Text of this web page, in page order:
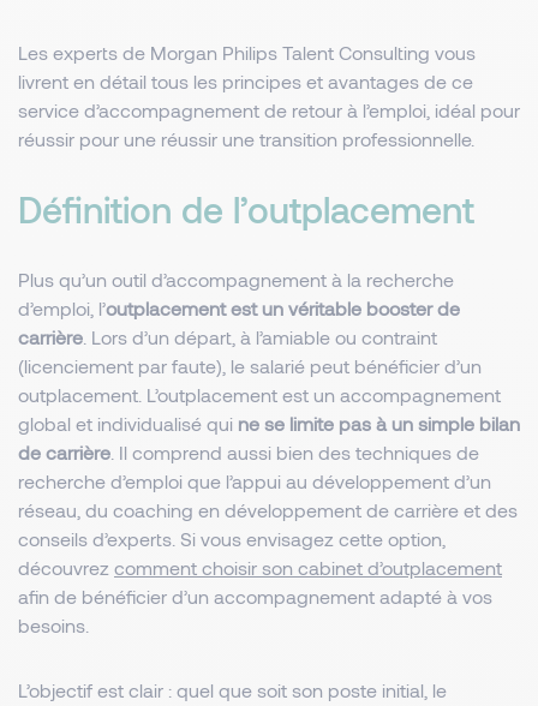
Les experts de Morgan Philips Talent Consulting vous
livrent en détail tous les principes et avantages de ce
service d’accompagnement de retour à l’emploi, idéal pour
réussir pour une réussir une transition professionnelle.
Définition de l’outplacement
Plus qu’un outil d’accompagnement à la recherche
d’emploi, l’outplacement est un véritable booster de
carrière . Lors d’un départ, à l’amiable ou contraint
(licenciement par faute), le salarié peut bénéficier d’un
outplacement. L’outplacement est un accompagnement
global et individualisé qui ne se limite pas à un simple bilan
de carrière . Il comprend aussi bien des techniques de
recherche d’emploi que l’appui au développement d’un
réseau, du coaching en développement de carrière et des
conseils d’experts. Si vous envisagez cette option,
découvrez comment choisir son cabinet d’outplacement
afin de bénéficier d’un accompagnement adapté à vos
besoins.
L’objectif est clair : quel que soit son poste initial, le